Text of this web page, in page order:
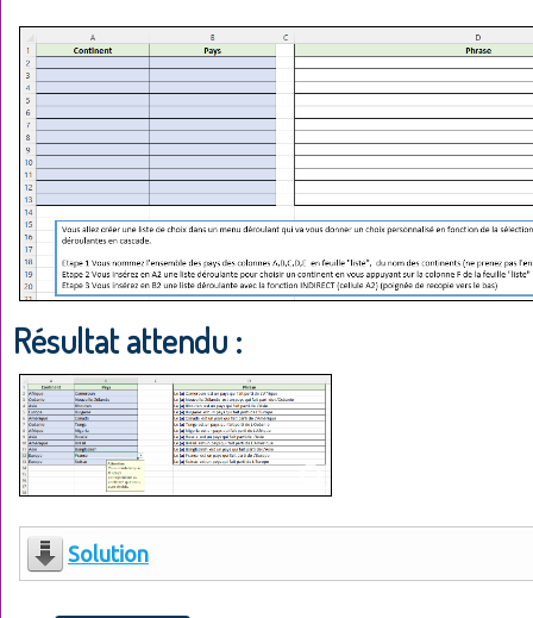
Résultat attendu :
Solution